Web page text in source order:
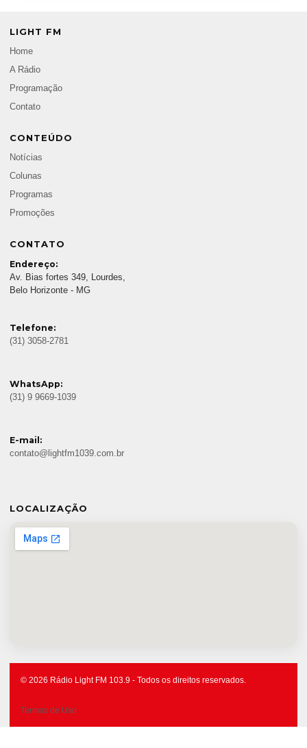
LIGHT FM
Home
A Rádio
Programação
Contato
CONTEÚDO
Notícias
Colunas
Programas
Promoções
CONTATO
Endereço:
Av. Bias fortes 349, Lourdes,
Belo Horizonte - MG
Telefone:
(31) 3058-2781
WhatsApp:
(31) 9 9669-1039
E-mail:
contato@lightfm1039.com.br
LOCALIZAÇÃO
© 2026 Rádio Light FM 103.9 - Todos os direitos reservados.
Termos de Uso